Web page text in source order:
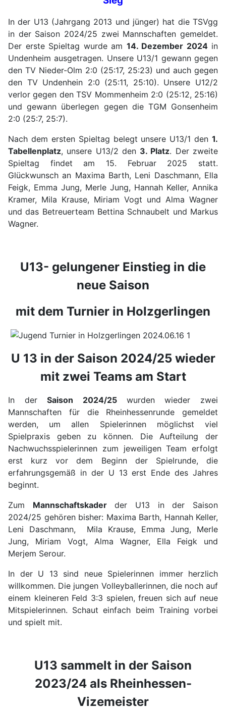
In der U13 (Jahrgang 2013 und jünger) hat die TSVgg
in der Saison 2024/25 zwei Mannschaften gemeldet.
Der erste Spieltag wurde am 14. Dezember 2024in
Undenheim ausgetragen. Unsere U13/1 gewann gegen
den TV Nieder-Olm 2:0 (25:17, 25:23) und auch gegen
den TV Undenhein 2:0 (25:11, 25:10). Unsere U12/2
verlor gegen den TSV Mommenheim 2:0 (25:12, 25:16)
und gewann überlegen gegen die TGM Gonsenheim
2:0 (25:7, 25:7).
Nach dem ersten Spieltag belegt unsere U13/1 den 1.
Tabellenplatz, unsere U13/2 den 3. Platz. Der zweite
Spieltag findet am 15. Februar 2025 statt.
Glückwunsch an Maxima Barth, Leni Daschmann, Ella
Feigk, Emma Jung, Merle Jung, Hannah Keller, Annika
Kramer, Mila Krause, Miriam Vogt und Alma Wagner
und das Betreuerteam Bettina Schnaubelt und Markus
Wagner.
U13- gelungener Einstieg in die
neue Saison
mit dem Turnier in Holzgerlingen
U 13 in der Saison 2024/25 wieder
mit zwei Teams am Start
In derSaison 2024/25 wurden wieder zwei
Mannschaften für die Rheinhessenrunde gemeldet
werden, um allen Spielerinnen möglichst viel
Spielpraxis geben zu können. Die Aufteilung der
Nachwuchsspielerinnen zum jeweiligen Team erfolgt
erst kurz vor dem Beginn der Spielrunde, die
erfahrungsgemäß in der U 13 erst Ende des Jahres
beginnt.
Zum Mannschaftskaderder U13 in der Saison
2024/25 gehören bisher: Maxima Barth, Hannah Keller,
Leni Daschmann, Mila Krause, Emma Jung, Merle
Jung, Miriam Vogt, Alma Wagner, Ella Feigk und
Merjem Serour.
In der U 13 sind neue Spielerinnen immer herzlich
willkommen. Die jungen Volleyballerinnen, die noch auf
einem kleineren Feld 3:3 spielen, freuen sich auf neue
Mitspielerinnen. Schaut einfach beim Training vorbei
und spielt mit.
U13 sammelt in der Saison
2023/24 als Rheinhessen-
Vizemeister